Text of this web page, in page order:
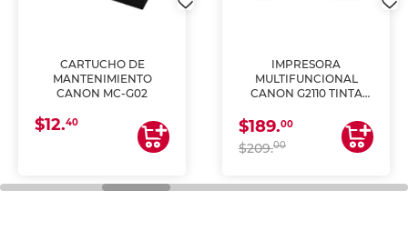
CARTUCHO DE
MANTENIMIENTO
CANON MC-G02
$12.40
IMPRESORA
MULTIFUNCIONAL
CANON G2110 TINTA
$189.00
$209.00